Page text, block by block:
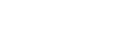
La nueva zona de juegos del
Sebastián recrea símbolos
sevillana tras una inversión